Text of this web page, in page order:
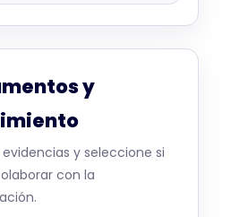
y
y seleccione si
con la